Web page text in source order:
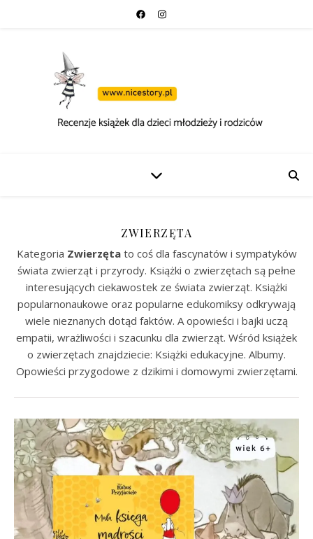
ZWIERZĘTA
Kategoria Zwierzętato coś dla fascynatów i sympatyków
świata zwierząt i przyrody. Książki o zwierzętach są pełne
interesujących ciekawostek ze świata zwierząt. Książki
popularnonaukowe oraz popularne edukomiksy odkrywają
wiele nieznanych dotąd faktów. A opowieści i bajki uczą
empatii, wrażliwości i szacunku dla zwierząt. Wśród książek
o zwierzętach znajdziecie: Książki edukacyjne. Albumy.
Opowieści przygodowe z dzikimi i domowymi zwierzętami.